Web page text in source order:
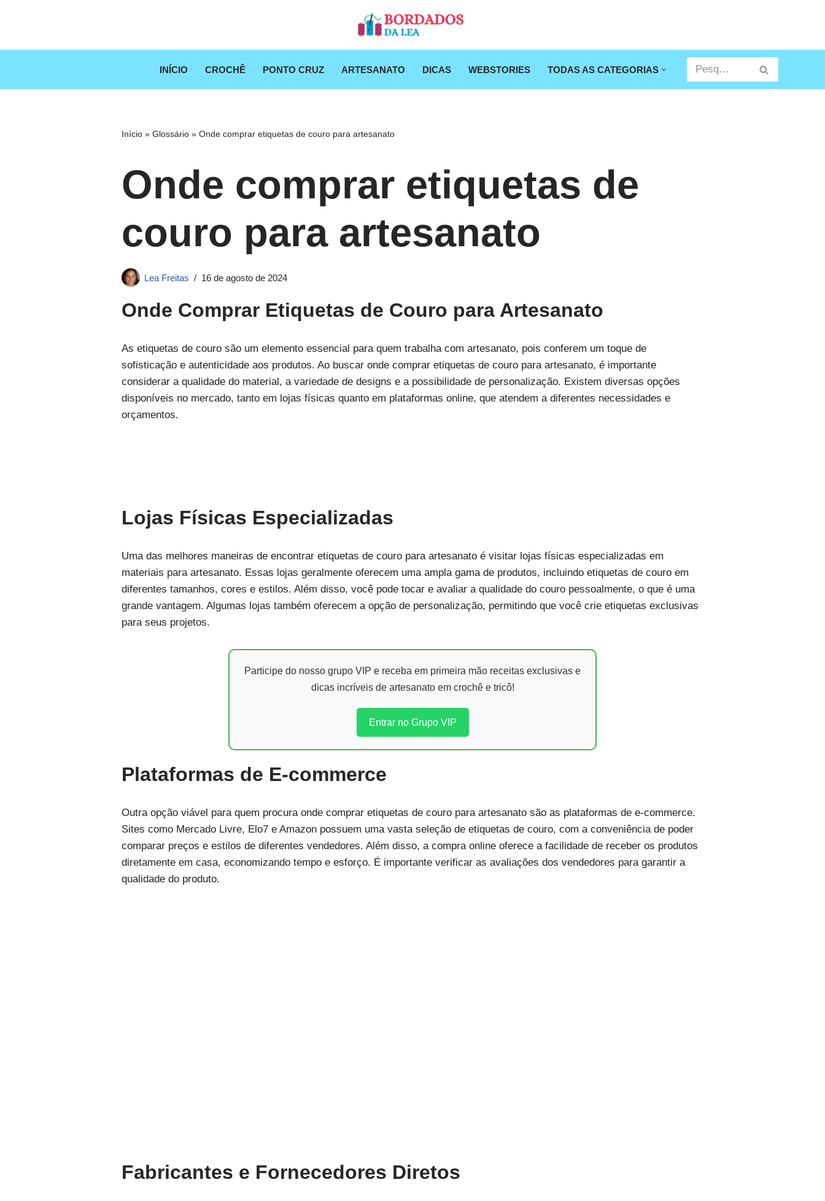
para
INÍCIO CROCHÊ PONTO CRUZ ARTESANATO DICAS WEBSTORIES TODAS AS CATEGORIAS
Início »Glossário »Onde comprar etiquetas de couro para artesanato
Onde comprar etiquetas de
couro para artesanato
Lea Freitas 16 de agosto de 2024
Onde Comprar Etiquetas de Couro para Artesanato
As etiquetas de couro são um elemento essencial para quem trabalha com artesanato, pois conferem um toque de
sofisticação e autenticidade aos produtos. Ao buscar onde comprar etiquetas de couro para artesanato, é importante
considerar a qualidade do material, a variedade de designs e a possibilidade de personalização. Existem diversas opções
disponíveis no mercado, tanto em lojas físicas quanto em plataformas online, que atendem a diferentes necessidades e
orçamentos.
Lojas Físicas Especializadas
Uma das melhores maneiras de encontrar etiquetas de couro para artesanato é visitar lojas físicas especializadas em
materiais para artesanato. Essas lojas geralmente oferecem uma ampla gama de produtos, incluindo etiquetas de couro em
diferentes tamanhos, cores e estilos. Além disso, você pode tocar e avaliar a qualidade do couro pessoalmente, o que é uma
grande vantagem. Algumas lojas também oferecem a opção de personalização, permitindo que você crie etiquetas exclusivas
para seus projetos.
Participe do nosso grupo VIP e receba em primeira mão receitas exclusivas e
dicas incríveis de artesanato em crochê e tricô!
Entrar no Grupo VIP
Plataformas de E-commerce
Outra opção viável para quem procura onde comprar etiquetas de couro para artesanato são as plataformas de e-commerce.
Sites como Mercado Livre, Elo7 e Amazon possuem uma vasta seleção de etiquetas de couro, com a conveniência de poder
comparar preços e estilos de diferentes vendedores. Além disso, a compra online oferece a facilidade de receber os produtos
diretamente em casa, economizando tempo e esforço. É importante verificar as avaliações dos vendedores para garantir a
qualidade do produto.
Fabricantes e Fornecedores Diretos